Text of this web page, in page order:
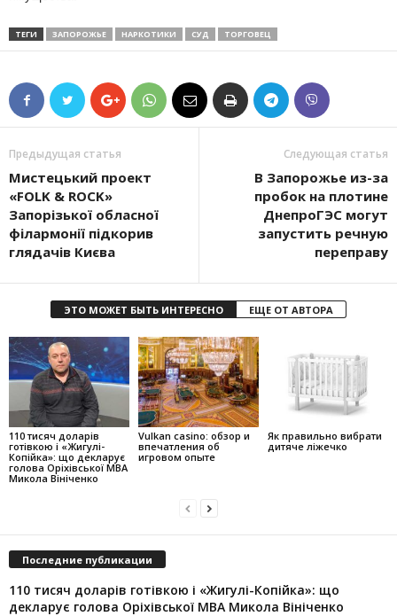
ТЕГИ ЗАПОРОЖЬЕ НАРКОТИКИ СУД ТОРГОВЕЦ
Предыдущая статья
Мистецький проект
«FOLK & ROCK»
Запорізької обласної
філармонії підкорив
глядачів Києва
Следующая статья
В Запорожье из-за
пробок на плотине
ДнепроГЭС могут
запустить речную
переправу
ЭТО МОЖЕТ БЫТЬ ИНТЕРЕСНО ЕЩЕ ОТ АВТОРА
110 тисяч доларів
готівкою і «Жигулі-
Копійка»: що декларує
голова Оріхівської МВА
Микола Вініченко
Vulkan casino: обзор и
впечатления об
игровом опыте
Як правильно вибрати
дитяче ліжечко
Последние публикации
110 тисяч доларів готівкою і «Жигулі-Копійка»: що
декларує голова Оріхівської МВА Микола Вініченко